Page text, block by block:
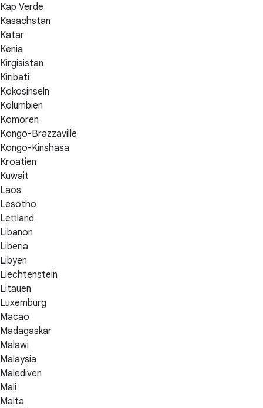
Kap Verde
Kasachstan
Katar
Kenia
Kirgisistan
Kiribati
Kokosinseln
Kolumbien
Komoren
Kongo-Brazzaville
Kongo-Kinshasa
Kroatien
Kuwait
Laos
Lesotho
Lettland
Libanon
Liberia
Libyen
Liechtenstein
Litauen
Luxemburg
Macao
Madagaskar
Malawi
Malaysia
Malediven
Mali
Malta